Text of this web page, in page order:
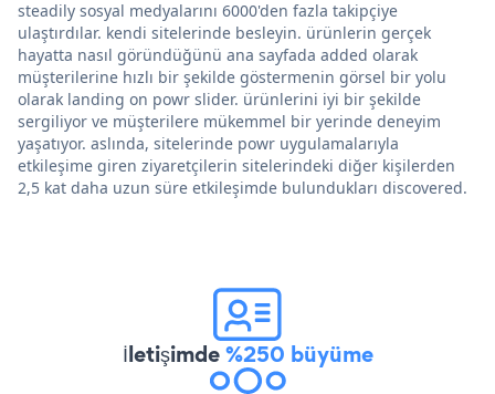
steadily sosyal medyalarını 6000'den fazla takipçiye
ulaştırdılar. kendi sitelerinde besleyin. ürünlerin gerçek
hayatta nasıl göründüğünü ana sayfada added olarak
müşterilerine hızlı bir şekilde göstermenin görsel bir yolu
olarak landing on powr slider. ürünlerini iyi bir şekilde
sergiliyor ve müşterilere mükemmel bir yerinde deneyim
yaşatıyor. aslında, sitelerinde powr uygulamalarıyla
etkileşime giren ziyaretçilerin sitelerindeki diğer kişilerden
2,5 kat daha uzun süre etkileşimde bulundukları discovered.
İletişimde%250 büyüme